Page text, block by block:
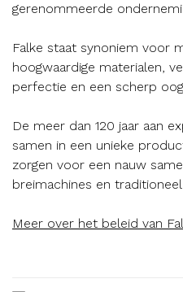
gerenommeerde
Falke staat synoniem voor
hoogwaardige materialen,
perfectie en een scherp
De meer dan 120 jaar aan
samen in een unieke
zorgen voor een nauw
breimachines en
Meer over het beleid van